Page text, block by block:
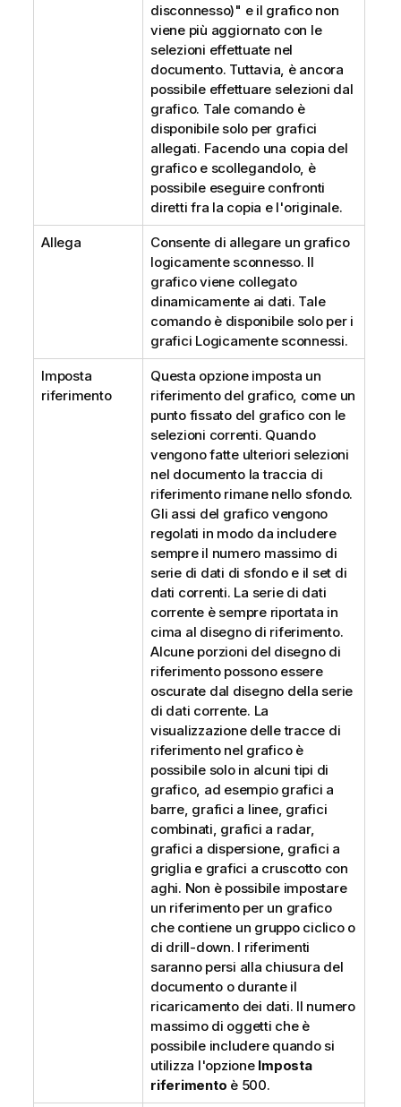
disconnesso)" e il grafico non
viene più aggiornato con le
selezioni effettuate nel
documento. Tuttavia, è ancora
possibile effettuare selezioni dal
grafico. Tale comando è
disponibile solo per grafici
allegati. Facendo una copia del
grafico e scollegandolo, è
possibile eseguire confronti
diretti fra la copia e l'originale.
Allega
Consente di allegare un grafico
logicamente sconnesso. Il
grafico viene collegato
dinamicamente ai dati. Tale
comando è disponibile solo per i
grafici Logicamente sconnessi.
Imposta
riferimento
Questa opzione imposta un
riferimento del grafico, come un
punto fissato del grafico con le
selezioni correnti. Quando
vengono fatte ulteriori selezioni
nel documento la traccia di
riferimento rimane nello sfondo.
Gli assi del grafico vengono
regolati in modo da includere
sempre il numero massimo di
serie di dati di sfondo e il set di
dati correnti. La serie di dati
corrente è sempre riportata in
cima al disegno di riferimento.
Alcune porzioni del disegno di
riferimento possono essere
oscurate dal disegno della serie
di dati corrente. La
visualizzazione delle tracce di
riferimento nel grafico è
possibile solo in alcuni tipi di
grafico, ad esempio grafici a
barre, grafici a linee, grafici
combinati, grafici a radar,
grafici a dispersione, grafici a
griglia e grafici a cruscotto con
aghi. Non è possibile impostare
un riferimento per un grafico
che contiene un gruppo ciclico o
di drill-down. I riferimenti
saranno persi alla chiusura del
documento o durante il
ricaricamento dei dati. Il numero
massimo di oggetti che è
possibile includere quando si
utilizza l'opzione Imposta
riferimento è 500.